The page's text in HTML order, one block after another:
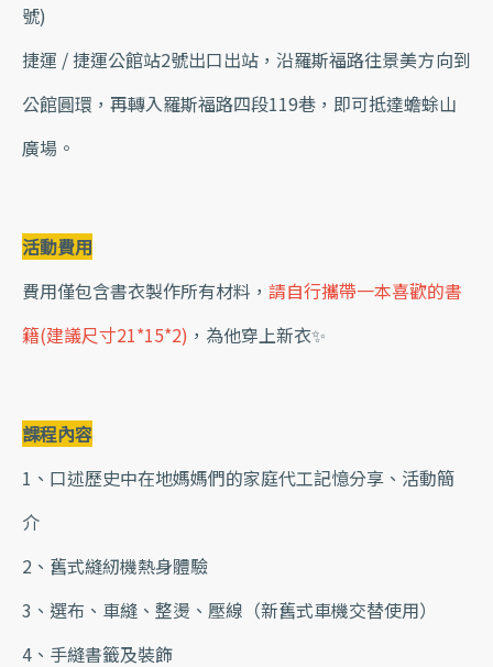
號)
捷運 / 捷運公館站2號出口出站，沿羅斯福路往景美方向到
公館圓環，再轉入羅斯福路四段119巷，即可抵達蟾蜍山
廣場。
活動費用
費用僅包含書衣製作所有材料，請自行攜帶一本喜歡的書
籍(建議尺寸21*15*2) ，為他穿上新衣✨
課程內容
1、口述歷史中在地媽媽們的家庭代工記憶分享、活動簡
介
2、舊式縫紉機熱身體驗
3、選布、車縫、整燙、壓線（新舊式車機交替使用）
4、手縫書籤及裝飾